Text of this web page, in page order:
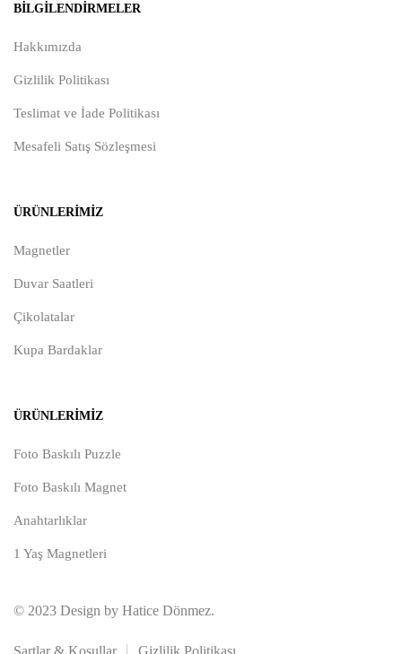
BILGILENDIRMELER
Hakkımızda
Gizlilik Politikası
Teslimat ve İade Politikası
Mesafeli Satış Sözleşmesi
ÜRÜNLERIMIZ
Magnetler
Duvar Saatleri
Çikolatalar
Kupa Bardaklar
ÜRÜNLERIMIZ
Foto Baskılı Puzzle
Foto Baskılı Magnet
Anahtarlıklar
1 Yaş Magnetleri
© 2023 Design by Hatice Dönmez.
Şartlar & Koşullar Gizlilik Politikası